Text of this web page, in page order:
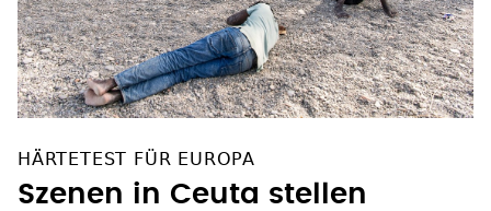
HÄRTETEST FÜR EUROPA
Szenen in Ceuta stellen